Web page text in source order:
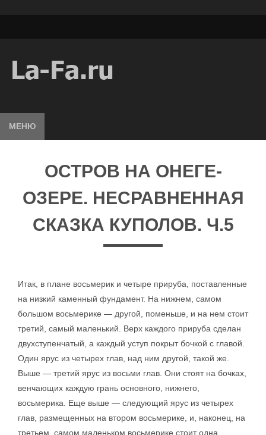
МЕНЮ
ОСТРОВ НА ОНЕГЕ-
ОЗЕРЕ. НЕСРАВНЕННАЯ
СКАЗКА КУПОЛОВ. Ч.5
Итак, в плане восьмерик и четыре прируба, поставленные
на низкий каменный фундамент. На нижнем, самом
большом восьмерике — другой, поменьше, и на нем стоит
третий, самый маленький. Верх каждого прируба сделан
двухступенчатый, а каждый уступ покрыт бочкой с главой.
Один ярус из четырех глав, над ним другой, такой же.
Выше — третий ярус из восьми глав. Они стоят на бочках,
венчающих каждую грань основного, нижнего,
восьмерика. Еще выше — следующий ярус из четырех
глав, размещенных на втором восьмерике, и, наконец, на
третьем, самом маленьком восьмерике стоит одна